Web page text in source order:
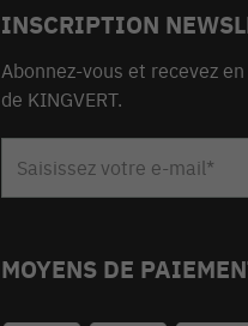
INSCRIPTION
Abonnez-vous et recevez
de KINGVERT.
MOYENS DE